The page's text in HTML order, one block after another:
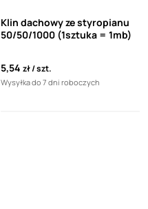
Klin dachowy ze styropianu
50/50/1000 (1sztuka = 1mb)
5,54 zł szt.
Wysyłka do 7 dni roboczych